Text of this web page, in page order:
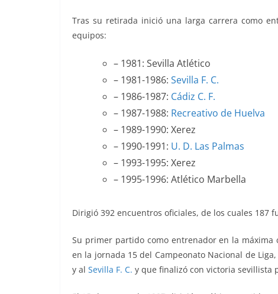
Tras su retirada inició una larga carrera como
equipos:
– 1981: Sevilla Atlético
– 1981-1986: Sevilla F. C.
– 1986-1987: Cádiz C. F.
– 1987-1988: Recreativo de Huelva
– 1989-1990: Xerez
– 1990-1991: U. D. Las Palmas
– 1993-1995: Xerez
– 1995-1996: Atlético Marbella
Dirigió 392 encuentros oficiales, de los cuales 187
Su primer partido como entrenador en la
en la jornada 15 del Campeonato Nacional de
y al Sevilla F. C. y que finalizó con victoria sevillista